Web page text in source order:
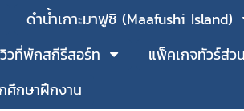
ดำน้ำเกาะมาฟูชิ (Maafushi Island)
วที่พักสกีรีสอร์ท แพ็คเกจทัวร์ส่
ศึกษาฝึกงาน